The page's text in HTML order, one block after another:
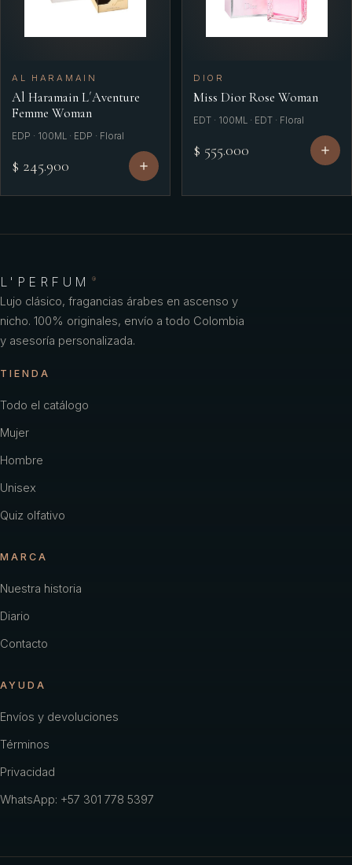
AL HARAMAIN
Al Haramain L´Aventure
Femme Woman
EDP · 100ML · EDP · Floral
$ 245.900
DIOR
Miss Dior Rose Woman
EDT · 100ML · EDT · Floral
$ 555.000
L'PERFUM ®
Lujo clásico, fragancias árabes en ascenso y
nicho. 100% originales, envío a todo Colombia
y asesoría personalizada.
TIENDA
Todo el catálogo
Mujer
Hombre
Unisex
Quiz olfativo
MARCA
Nuestra historia
Diario
Contacto
AYUDA
Envíos y devoluciones
Términos
Privacidad
WhatsApp: +57 301 778 5397